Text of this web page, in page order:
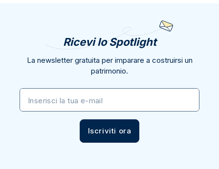
Ricevi lo Spotlight
La newsletter gratuita per imparare a costruirsi un
patrimonio.
Inserisci la tua e-mail
Iscriviti ora